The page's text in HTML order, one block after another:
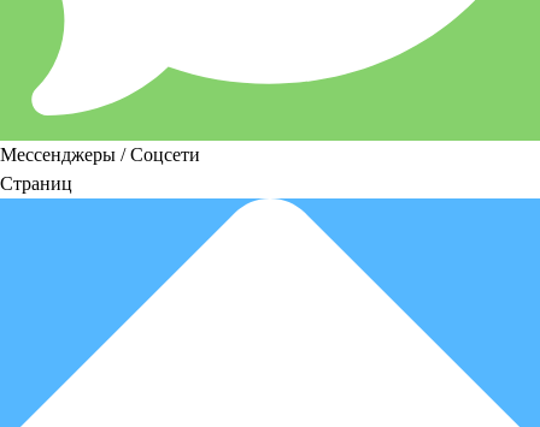
Мессенджеры / Соцсети
Страниц